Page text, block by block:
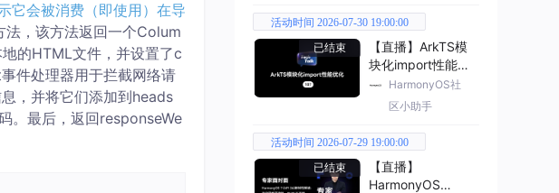
它会被消费（即使用）在导
，该方法返回一个Colum
的HTML文件，并设置了c
件处理器用于拦截网络请
，并将它们添加到heads
。最后，返回responseWe
活动时间 2026-07-30 19:00:00
已结束
【直播】ArkTS模
块化import性能优
化 HarmonyOS社
区小助手
活动时间 2026-07-29 19:00:00
已结束
【直播】
HarmonyOS